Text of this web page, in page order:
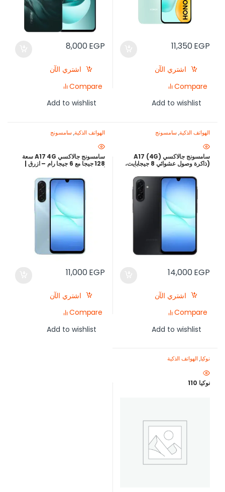
11,350EGP
اشتري الآن
Compare
Add to wishlist
8,000EGP
اشتري الآن
Compare
Add to wishlist
الهواتف الذكية,سامسونج
سامسونج جالاكسي A17 (4G)
(ذاكرة وصول عشوائي 8 جيجابايت،
شاشة Super AMOLED 90 هرتز،
كاميرا 50 ميجابكسل مثبت بصري،
بطارية 5000 مللي أمبير/ساعة |
ارخص سعر في مصر
14,000EGP
اشتري الآن
Compare
Add to wishlist
الهواتف الذكية,سامسونج
سامسونج جالاكسي A17 4G سعة
128 جيجا مع 6 جيجا رام – ازرق |
11,000EGP
اشتري الآن
Compare
Add to wishlist
نوكيا, الهواتف الذكية
نوكيا 110